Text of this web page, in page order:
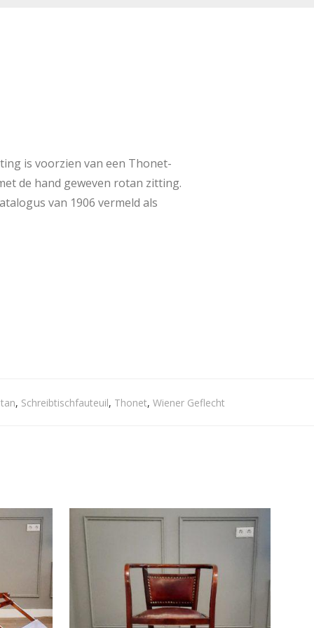
is voorzien van een Thonet-
de hand geweven rotan zitting.
van 1906 vermeld als
, Schreibtischfauteuil, Thonet, Wiener Geflecht